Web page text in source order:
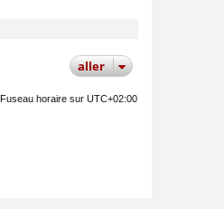
aller
Fuseau horaire sur UTC+02:00